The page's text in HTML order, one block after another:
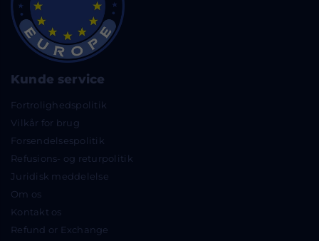
Kunde service
Fortrolighedspolitik
Vilkår for brug
Forsendelsespolitik
Refusions- og returpolitik
Juridisk meddelelse
Om os
Kontakt os
Refund or Exchange